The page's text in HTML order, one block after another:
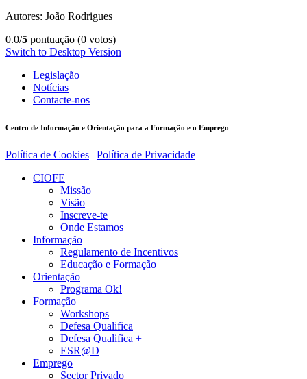
Autores: João Rodrigues
0.0/5 pontuação (0 votos)
Switch to Desktop Version
Legislação
Notícias
Contacte-nos
Centro de Informação e Orientação para a Formação e o Emprego
Política de Cookies | Política de Privacidade
CIOFE
Missão
Visão
Inscreve-te
Onde Estamos
Informação
Regulamento de Incentivos
Educação e Formação
Orientação
Programa Ok!
Formação
Workshops
Defesa Qualifica
Defesa Qualifica +
ESR@D
Emprego
Sector Privado